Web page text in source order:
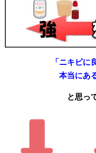
「ニキビに
本当にあ
と思っ